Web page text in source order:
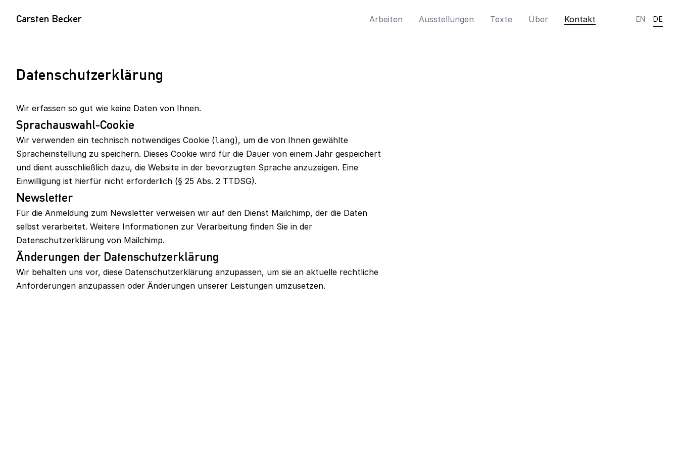
Carsten Becker Arbeiten Ausstellungen Texte Über Kontakt EN DE
Datenschutzerklärung
Wir erfassen so gut wie keine Daten von Ihnen.
Sprachauswahl-Cookie
Wir verwenden ein technisch notwendiges Cookie (lang), um die von Ihnen gewählte
Spracheinstellung zu speichern. Dieses Cookie wird für die Dauer von einem Jahr gespeichert
und dient ausschließlich dazu, die Website in der bevorzugten Sprache anzuzeigen. Eine
Einwilligung ist hierfür nicht erforderlich (§ 25 Abs. 2 TTDSG).
Newsletter
Für die Anmeldung zum Newsletter verweisen wir auf den Dienst Mailchimp, der die Daten
selbst verarbeitet. Weitere Informationen zur Verarbeitung finden Sie in der
Datenschutzerklärung von Mailchimp.
Änderungen der Datenschutzerklärung
Wir behalten uns vor, diese Datenschutzerklärung anzupassen, um sie an aktuelle rechtliche
Anforderungen anzupassen oder Änderungen unserer Leistungen umzusetzen.